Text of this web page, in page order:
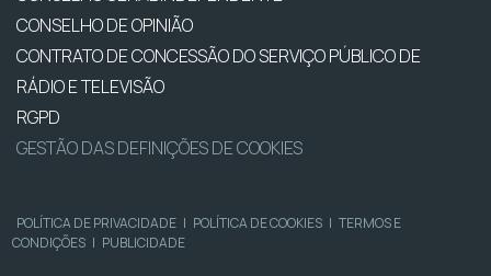
CONSELHO DE OPINIÃO
CONTRATO DE CONCESSÃO DO SERVIÇO PÚBLICO DE
RÁDIO E TELEVISÃO
RGPD
GESTÃO DAS DEFINIÇÕES DE COOKIES
POLÍTICA DE PRIVACIDADE | POLÍTICA DE COOKIES | TERMOS E
CONDIÇÕES | PUBLICIDADE